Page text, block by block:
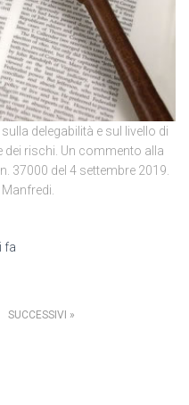
delegabilità e sul livello di
dei rischi. Un commento alla
37000 del 4 settembre 2019.
fa
SUCCESSIVI